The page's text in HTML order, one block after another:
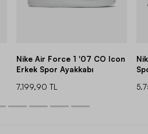
Nike Air Force 1 '07 CO Icon
Erkek Spor Ayakkabı
7.199,90 TL